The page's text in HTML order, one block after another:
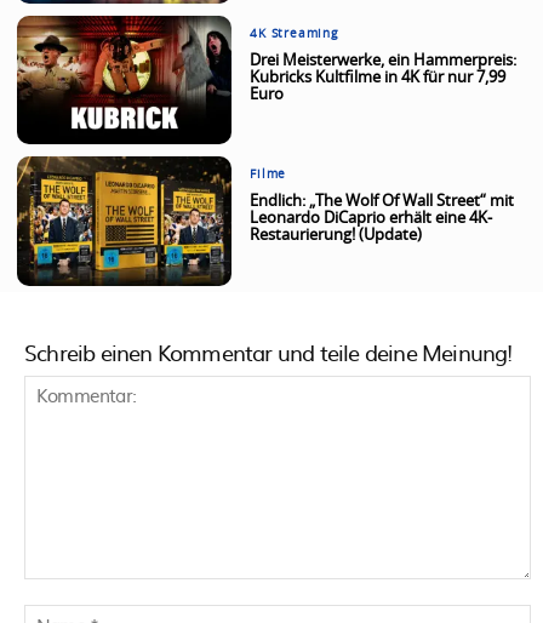
4K Streaming
Drei Meisterwerke, ein Hammerpreis:
Kubricks Kultfilme in 4K für nur 7,99
Euro
Filme
Endlich: „The Wolf Of Wall Street“ mit
Leonardo DiCaprio erhält eine 4K-
Restaurierung! (Update)
Schreib einen Kommentar und teile deine Meinung!